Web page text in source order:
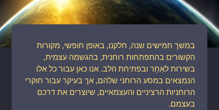
במשך חמישים שנה, חלקנו, באופן חופשי, מקורות
הקשורים בהתפתחות רוחנית, בהגשמה עצמית,
בשירות לאַחֵר ובפתיחת הלב. אנו כאן עבור כל אלו
הנמצאים במסע הרוחני שלהם, אך בעיקר עבור חוקרי
הרוחניות הרציניים והעצמאיים, שיוצרים את דרכם
בעצמם.